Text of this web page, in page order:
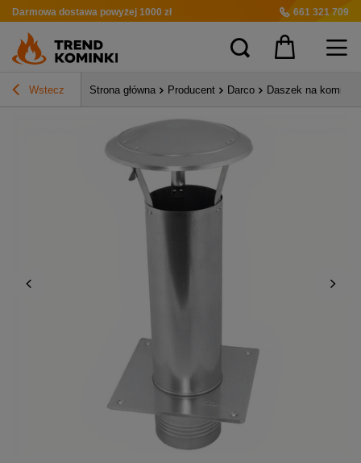
Darmowa dostawa powyżej 1000 zł 661 321 709
Wstecz Strona główna Producent Darco Daszek na komin